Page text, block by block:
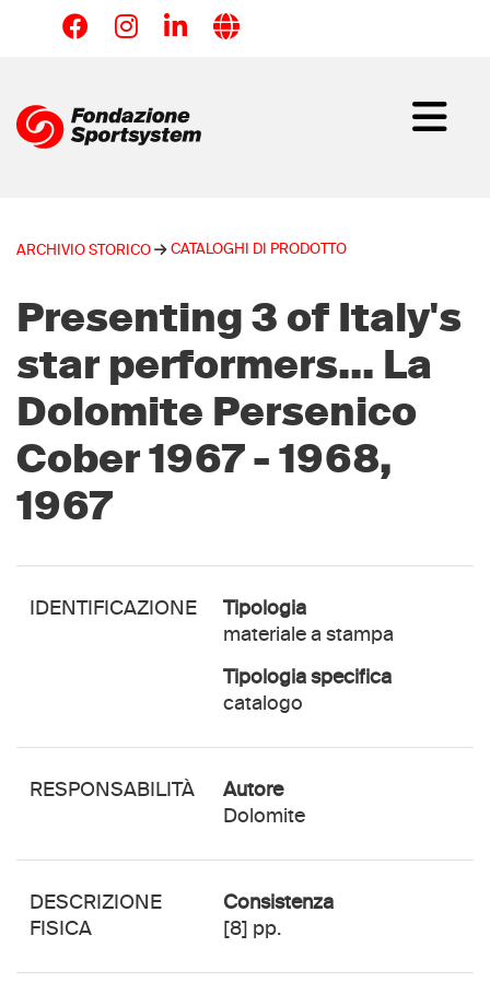
principale
ARCHIVIO STORICO CATALOGHI DI PRODOTTO
Presenting 3 of Italy's
star performers... La
Dolomite Persenico
Cober 1967 - 1968,
1967
IDENTIFICAZIONE
Tipologia
materiale a stampa
Tipologia specifica
catalogo
RESPONSABILITÀ
autore
Dolomite
DESCRIZIONE
FISICA
Consistenza
[8] pp.